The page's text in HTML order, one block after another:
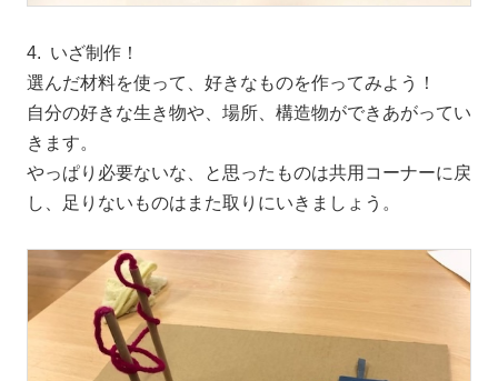
4. いざ制作！
選んだ材料を使って、好きなものを作ってみよう！
自分の好きな生き物や、場所、構造物ができあがってい
きます。
やっぱり必要ないな、と思ったものは共用コーナーに戻
し、足りないものはまた取りにいきましょう。